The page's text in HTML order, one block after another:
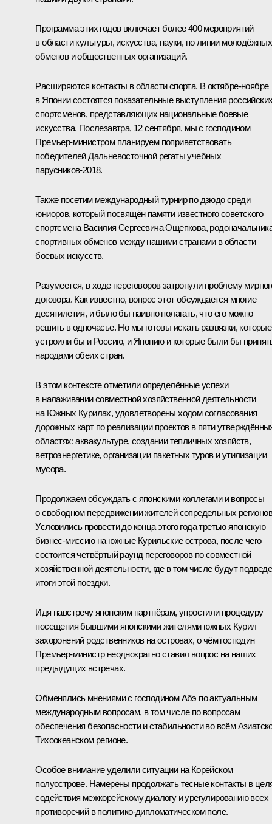
Программа этих годов включает более 400 мероприятий
в области культуры, искусства, науки, по линии молодёжных
обменов и общественных организаций.
Расширяются контакты в области спорта. В октябре-ноябре
в Японии состоятся показательные выступления
спортсменов, представляющих национальные боевые
искусства. Послезавтра, 12 сентября, мы с господином
Премьер-министром планируем поприветствовать
победителей Дальневосточной регаты учебных
парусников‑2018.
Также посетим международный турнир по дзюдо среди
юниоров, который посвящён памяти известного советского
спортсмена Василия Сергеевича Ощепкова,
спортивных обменов между нашими странами в области
боевых искусств.
Разумеется, в ходе переговоров затронули проблему
договора. Как известно, вопрос этот обсуждается многие
десятилетия, и было бы наивно полагать, что его можно
решить в одночасье. Но мы готовы искать развязки, которые
устроили бы и Россию, и Японию и которые были бы
народами обеих стран.
В этом контексте отметили определённые успехи
в налаживании совместной хозяйственной деятельности
на Южных Курилах, удовлетворены ходом согласования
дорожных карт по реализации проектов в пяти
областях: аквакультуре, создании тепличных хозяйств,
ветроэнергетике, организации пакетных туров и утилизации
мусора.
Продолжаем обсуждать с японскими коллегами и вопросы
о свободном передвижении жителей сопредельных
Условились провести до конца этого года третью японскую
бизнес-миссию на южные Курильские острова, после чего
состоится четвёртый раунд переговоров по совместной
хозяйственной деятельности, где в том числе будут
итоги этой поездки.
Идя навстречу японским партнёрам, упростили процедуру
посещения бывшими японскими жителями южных Курил
захоронений родственников на островах, о чём господин
Премьер-министр неоднократно ставил вопрос на наших
предыдущих встречах.
Обменялись мнениями с господином Абэ по актуальным
международным вопросам, в том числе по вопросам
обеспечения безопасности и стабильности во всём
Тихоокеанском регионе.
Особое внимание уделили ситуации на Корейском
полуострове. Намерены продолжать тесные контакты в
содействия межкорейскому диалогу и урегулированию всех
противоречий в политико-дипломатическом поле.